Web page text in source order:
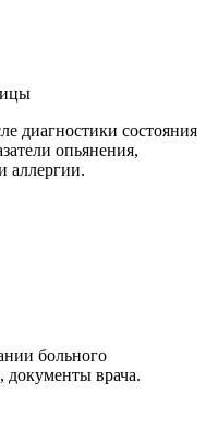
диагностики состояния
опьянения,
аллергии.
больного
документы врача.